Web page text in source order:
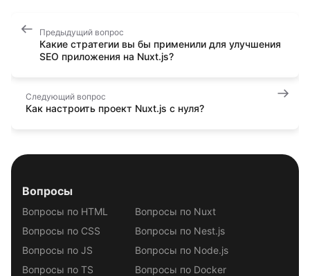
Предыдущий вопрос
Какие стратегии вы бы применили для улучшения
SEO приложения на Nuxt.js?
Следующий вопрос
Как настроить проект Nuxt.js с нуля?
Вопросы
Вопросы по HTML
Вопросы по CSS
Вопросы по JS
Вопросы по TS
Вопросы по Nuxt
Вопросы по Nest.js
Вопросы по Node.js
Вопросы по Docker